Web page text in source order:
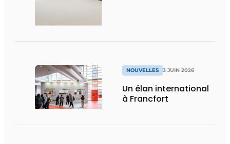
NOUVELLES 3 JUIN 2026
Un élan international
à Francfort